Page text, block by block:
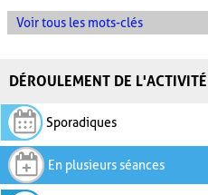
Voir tous les mots-clés
DÉROULEMENT DE L'ACTIVITÉ
Sporadiques
En plusieurs séances